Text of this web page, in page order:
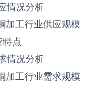
情况分析
加工‌‌‌‌‌‌‌‌‌‌‌‌‌‌‌‌‌‌‌行业供应规模
点
情况分析
加工‌‌‌‌‌‌‌‌‌‌‌‌‌‌‌‌‌‌‌行业需求规模